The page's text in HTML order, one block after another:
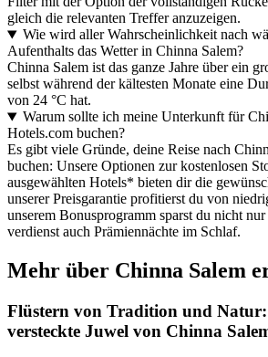
gleich die relevanten Treffer anzuzeigen.
Wie wird aller Wahrscheinlichkeit nach
Aufenthalts das Wetter in Chinna Salem?
Chinna Salem ist das ganze Jahre über ein
selbst während der kältesten Monate eine
von 24 °C hat.
Warum sollte ich meine Unterkunft für
Hotels.com buchen?
Es gibt viele Gründe, deine Reise nach
buchen: Unsere Optionen zur kostenlosen
ausgewählten Hotels* bieten dir die
unserer Preisgarantie profitierst du von
unserem Bonusprogramm sparst du nicht
verdienst auch Prämiennächte im Schlaf.
Mehr über Chinna Salem
Flüstern von Tradition und Natur:
versteckte Juwel von Chinna